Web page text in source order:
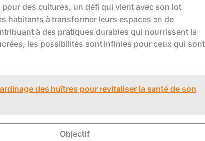
des cultures, un défi qui vient avec son lot
habitants à transformer leurs espaces en de
à des pratiques durables qui nourrissent la
les possibilités sont infinies pour ceux qui sont
des huîtres pour revitaliser la santé de son
Objectif